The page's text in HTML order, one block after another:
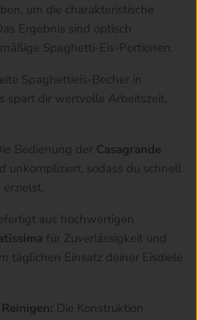
um die charakteristische
Ergebnis sind optisch
Spaghetti-Eis-Portionen.
Spaghettieis-Becher in
spart dir wertvolle Arbeitszeit,
Bedienung der Casagrande
unkompliziert, sodass du schnell
aus hochwertigen
für Zuverlässigkeit und
täglichen Einsatz deiner Eisdiele
Die Konstruktion